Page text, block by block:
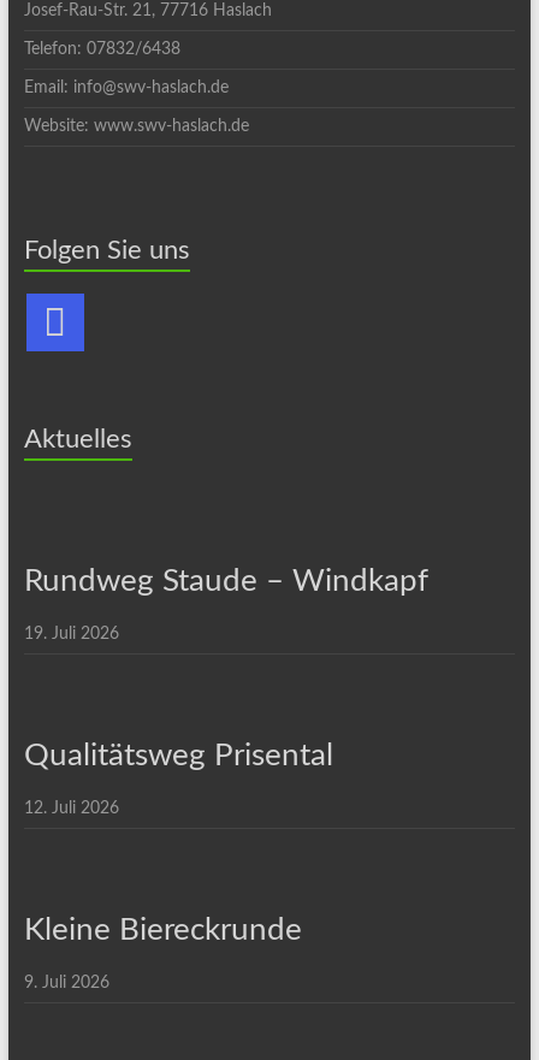
Josef-Rau-Str. 21, 77716 Haslach
Telefon: 07832/6438
Email: info@swv-haslach.de
Website: www.swv-haslach.de
Folgen Sie uns
Aktuelles
Rundweg Staude – Windkapf
19. Juli 2026
Qualitätsweg Prisental
12. Juli 2026
Kleine Biereckrunde
9. Juli 2026